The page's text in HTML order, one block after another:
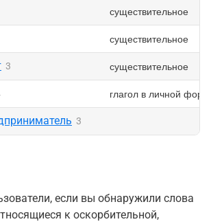
существительное
существительное
3 существительное
глагол в личной
3
если вы обнаружили слова
к оскорбительной,